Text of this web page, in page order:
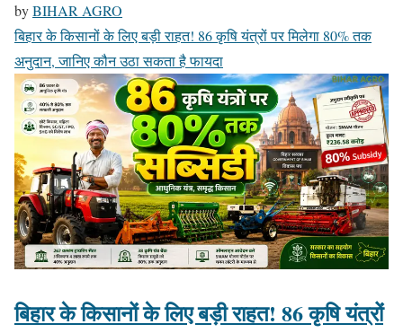
byBIHAR AGRO
बिहार के किसानों के लिए बड़ी राहत! 86 कृषि यंत्रों पर मिलेगा 80% तक
अनुदान, जानिए कौन उठा सकता है फायदा
बिहार के किसानों के लिए बड़ी राहत! 86 कृषि यंत्रों